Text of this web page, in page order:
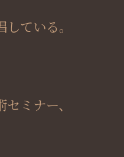
ている。
ミナー、